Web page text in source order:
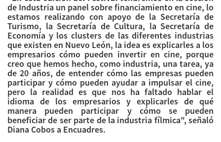
de Industria un panel sobre financiamiento en cine, lo
estamos realizando con apoyo de la Secretaría de
Turismo, la Secretaría de Cultura, la Secretaría de
Economía y los clusters de las diferentes industrias
que existen en Nuevo León, la idea es explicarles a los
empresarios cómo pueden invertir en cine, porque
creo que hemos hecho, como industria, una tarea, ya
de 20 años, de entender cómo las empresas pueden
participar y cómo pueden ayudar a impulsar el cine,
pero la realidad es que nos ha faltado hablar el
idioma de los empresarios y explicarles de qué
manera pueden participar y cómo se pueden
beneficiar de ser parte de la industria fílmica", señaló
Diana Cobos a Encuadres.